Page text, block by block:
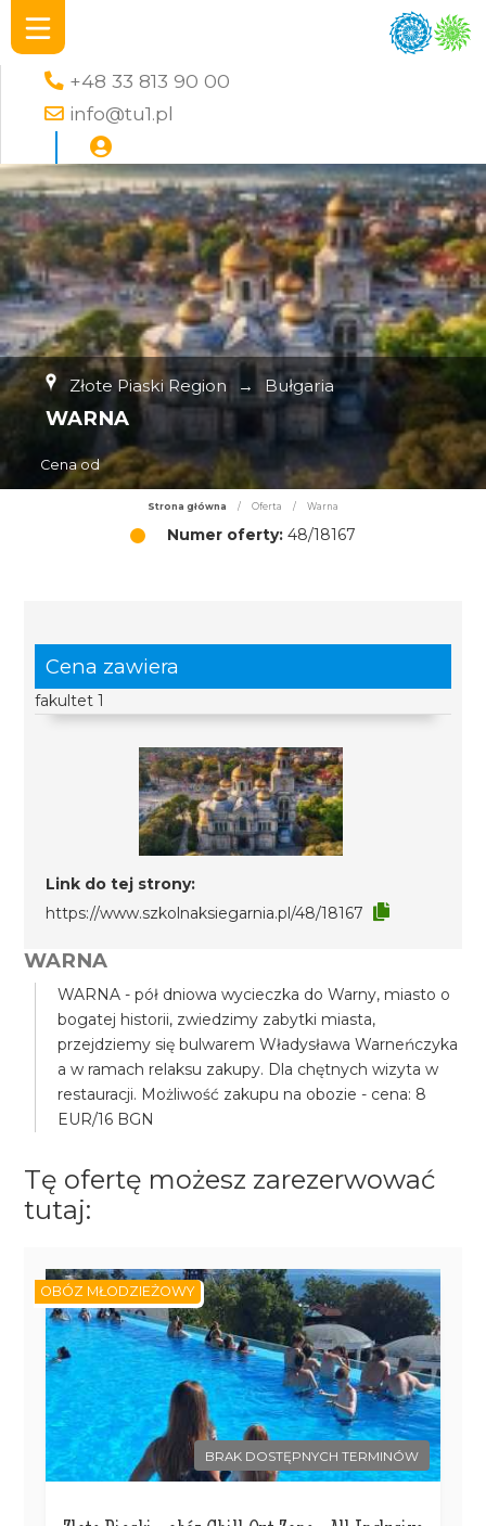
+48 33 813 90 00
info@tu1.pl
Złote Piaski Region → Bułgaria
WARNA
Cena od
Strona główna / Oferta / Warna
Numer oferty: 48/18167
Cena zawiera
fakultet 1
Link do tej strony:
https://www.szkolnaksiegarnia.pl/48/18167
WARNA
WARNA - pół dniowa wycieczka do Warny, miasto o
bogatej historii, zwiedzimy zabytki miasta,
przejdziemy się bulwarem Władysława Warneńczyka
a w ramach relaksu zakupy. Dla chętnych wizyta w
restauracji. Możliwość zakupu na obozie - cena: 8
EUR/16 BGN
Tę ofertę możesz zarezerwować
tutaj:
BRAK DOSTĘPNYCH TERMINÓW
OBÓZ MŁODZIEŻOWY